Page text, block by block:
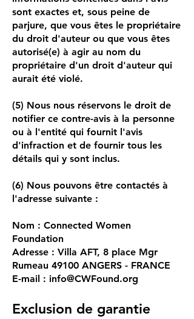
sont exactes et, sous peine de
parjure, que vous êtes le propriétaire
du droit d'auteur ou que vous êtes
autorisé(e) à agir au nom du
propriétaire d'un droit d'auteur qui
aurait été violé.
(5) Nous nous réservons le droit de
notifier ce contre-avis à la personne
ou à l'entité qui fournit l'avis
d'infraction et de fournir tous les
détails qui y sont inclus.
(6) Nous pouvons être contactés à
l'adresse suivante :
Nom : Connected Women
Foundation
Adresse : Villa AFT, 8 place Mgr
Rumeau 49100 ANGERS - FRANCE
E-mail : info@CWFound.org
Exclusion de garantie